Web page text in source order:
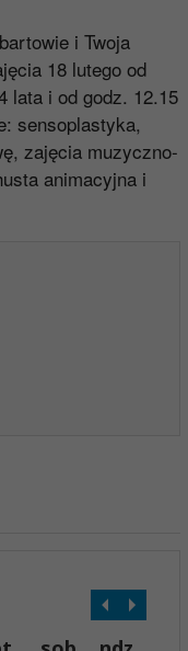
i Twoja
18 lutego od
lata i od godz. 12.15
sensoplastyka,
zajęcia muzyczno-
animacyjna i